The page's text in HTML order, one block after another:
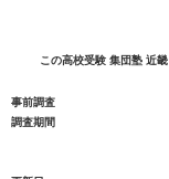
この高校受験 集団塾 近
事前調査
調査期間